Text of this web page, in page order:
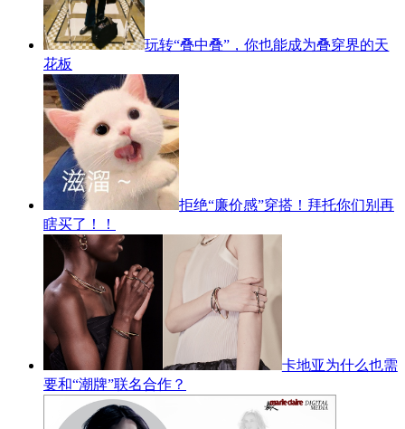
玩转“叠中叠”，你也能成为叠穿界的天
花板
拒绝“廉价感”穿搭！拜托你们别再
瞎买了！！
卡地亚为什么也需
要和“潮牌”联名合作？